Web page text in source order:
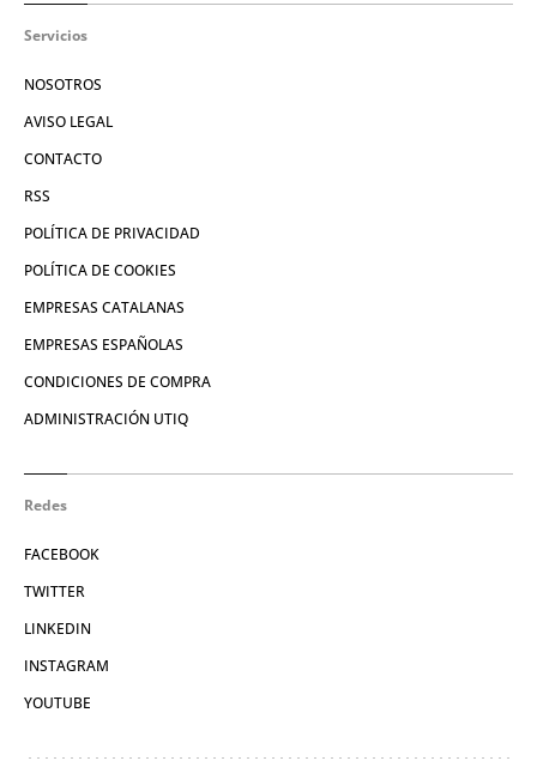
Servicios
NOSOTROS
AVISO LEGAL
CONTACTO
RSS
POLÍTICA DE PRIVACIDAD
POLÍTICA DE COOKIES
EMPRESAS CATALANAS
EMPRESAS ESPAÑOLAS
CONDICIONES DE COMPRA
ADMINISTRACIÓN UTIQ
Redes
FACEBOOK
TWITTER
LINKEDIN
INSTAGRAM
YOUTUBE